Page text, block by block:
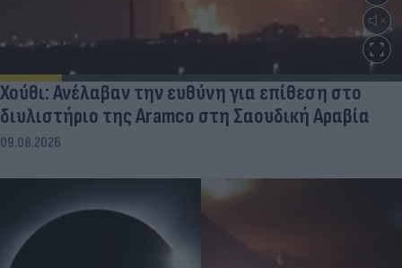
Χούθι: Ανέλαβαν την ευθύνη για επίθεση στο
διυλιστήριο της Aramco στη Σαουδική Αραβία
09.08.2026